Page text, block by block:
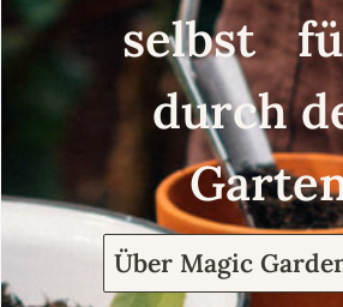
selbst
durch
Über Magic